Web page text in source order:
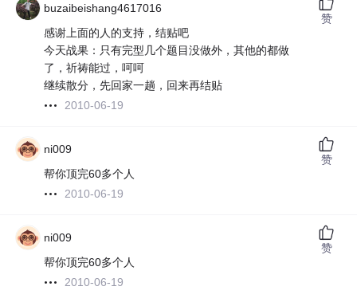
buzaibeishang4617016
感谢上面的人的支持，结贴吧
今天战果：只有完型几个题目没做外，其他的都做
了，祈祷能过，呵呵
继续散分，先回家一趟，回来再结贴
2010-06-19
赞
ni009
帮你顶完60多个人
2010-06-19
赞
ni009
帮你顶完60多个人
2010-06-19
赞